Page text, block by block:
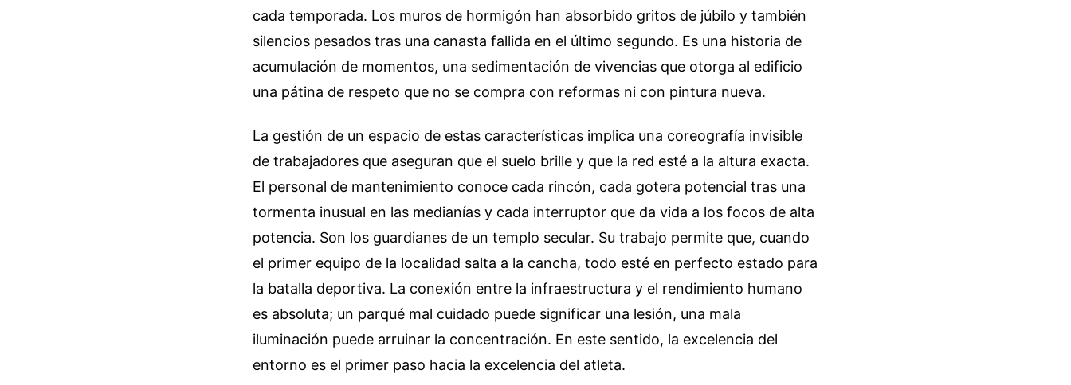
cada temporada. Los muros de hormigón han absorbido gritos de júbilo y también
silencios pesados tras una canasta fallida en el último segundo. Es una historia de
acumulación de momentos, una sedimentación de vivencias que otorga al edificio
una pátina de respeto que no se compra con reformas ni con pintura nueva.
La gestión de un espacio de estas características implica una coreografía invisible
de trabajadores que aseguran que el suelo brille y que la red esté a la altura exacta.
El personal de mantenimiento conoce cada rincón, cada gotera potencial tras una
tormenta inusual en las medianías y cada interruptor que da vida a los focos de alta
potencia. Son los guardianes de un templo secular. Su trabajo permite que, cuando
el primer equipo de la localidad salta a la cancha, todo esté en perfecto estado para
la batalla deportiva. La conexión entre la infraestructura y el rendimiento humano
es absoluta; un parqué mal cuidado puede significar una lesión, una mala
iluminación puede arruinar la concentración. En este sentido, la excelencia del
entorno es el primer paso hacia la excelencia del atleta.